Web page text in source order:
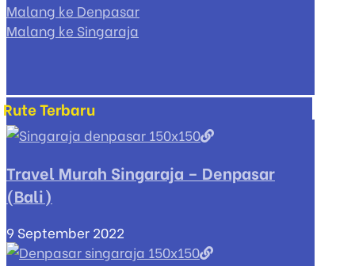
Malang ke Denpasar
Malang ke Singaraja
Rute Terbaru
Travel Murah Singaraja – Denpasar
(Bali)
9 September 2022